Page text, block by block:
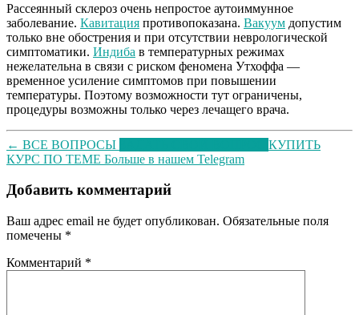
Рассеянный склероз очень непростое аутоиммунное
заболевание. Кавитация противопоказана. Вакуум допустим
только вне обострения и при отсутствии неврологической
симптоматики. Индиба в температурных режимах
нежелательна в связи с риском феномена Утхоффа —
временное усиление симптомов при повышении
температуры. Поэтому возможности тут ограничены,
процедуры возможны только через лечащего врача.
← ВСЕ ВОПРОСЫ
КУПИТЬ
КУРС ПО ТЕМЕ Больше в нашем Telegram
Добавить комментарий
Ваш адрес email не будет опубликован. Обязательные поля
помечены *
Комментарий *